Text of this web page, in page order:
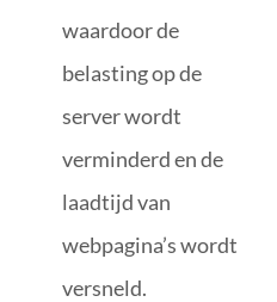
waardoor de
belasting op de
server wordt
verminderd en de
laadtijd van
webpagina’s wordt
versneld.